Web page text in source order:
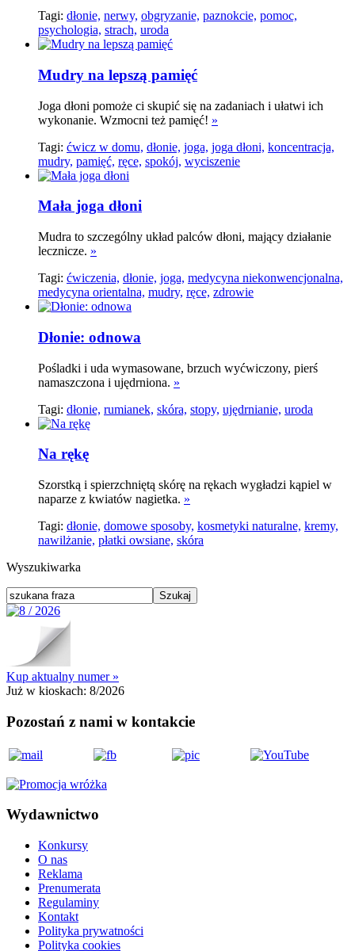
Tagi: dłonie, nerwy, obgryzanie, paznokcie, pomoc,
psychologia, strach, uroda
Mudry na lepszą pamięć
Joga dłoni pomoże ci skupić się na zadaniach i ułatwi ich
wykonanie. Wzmocni też pamięć! »
Tagi: ćwicz w domu, dłonie, joga, joga dłoni, koncentracja,
mudry, pamięć, ręce, spokój, wyciszenie
Mała joga dłoni
Mudra to szczególny układ palców dłoni, mający działanie
lecznicze. »
Tagi: ćwiczenia, dłonie, joga, medycyna niekonwencjonalna,
medycyna orientalna, mudry, ręce, zdrowie
Dłonie: odnowa
Pośladki i uda wymasowane, brzuch wyćwiczony, pierś
namaszczona i ujędrniona. »
Tagi: dłonie, rumianek, skóra, stopy, ujędrnianie, uroda
Na rękę
Szorstką i spierzchniętą skórę na rękach wygładzi kąpiel w
naparze z kwiatów nagietka. »
Tagi: dłonie, domowe sposoby, kosmetyki naturalne, kremy,
nawilżanie, płatki owsiane, skóra
Wyszukiwarka
Kup aktualny numer »
Już w kioskach: 8/2026
Pozostań z nami w kontakcie
Wydawnictwo
Konkursy
O nas
Reklama
Prenumerata
Regulaminy
Kontakt
Polityka prywatności
Polityka cookies